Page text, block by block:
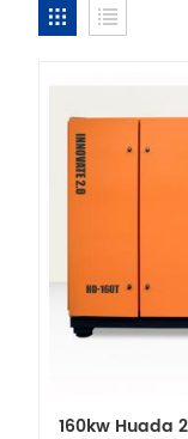
160kw Huada